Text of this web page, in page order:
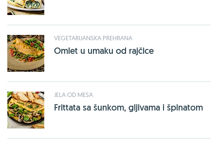
VEGETARIJANSKA PREHRANA
Omlet u umaku od rajčice
JELA OD MESA
Frittata sa šunkom, gljivama i špinatom